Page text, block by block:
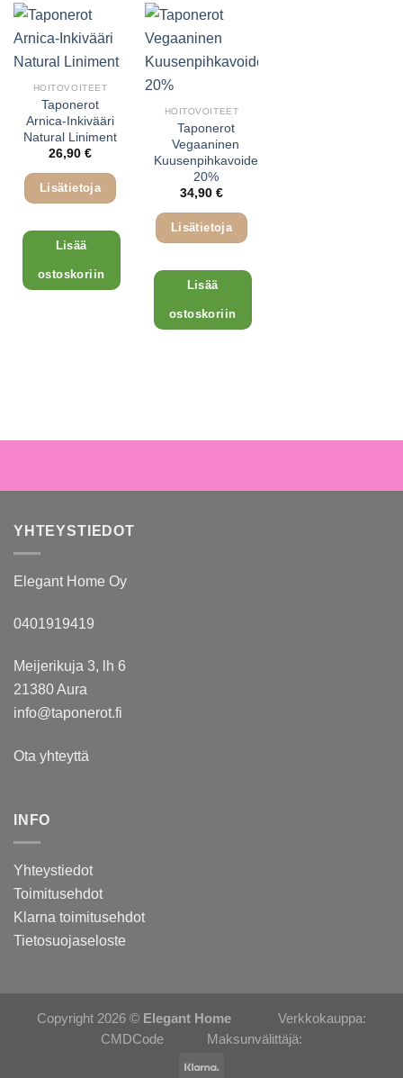
useampi
Voit
tehdä
valinnat
tuotteen
sivulla.
HOITOVOITEET
Taponerot
Arnica-Inkivääri
Natural Liniment
26,90 €
Lisätietoja
Lisää
ostoskoriin
HOITOVOITEET
Taponerot
Vegaaninen
Kuusenpihkavoide
20%
34,90 €
Lisätietoja
Lisää
ostoskoriin
YHTEYSTIEDOT
Elegant Home Oy
0401919419
Meijerikuja 3, lh 6
21380 Aura
info@taponerot.fi
Ota yhteyttä
INFO
Yhteystiedot
Toimitusehdot
Klarna toimitusehdot
Tietosuojaseloste
Copyright 2026 © Elegant Home Verkkokauppa:
CMDCode Maksunvälittäjä: